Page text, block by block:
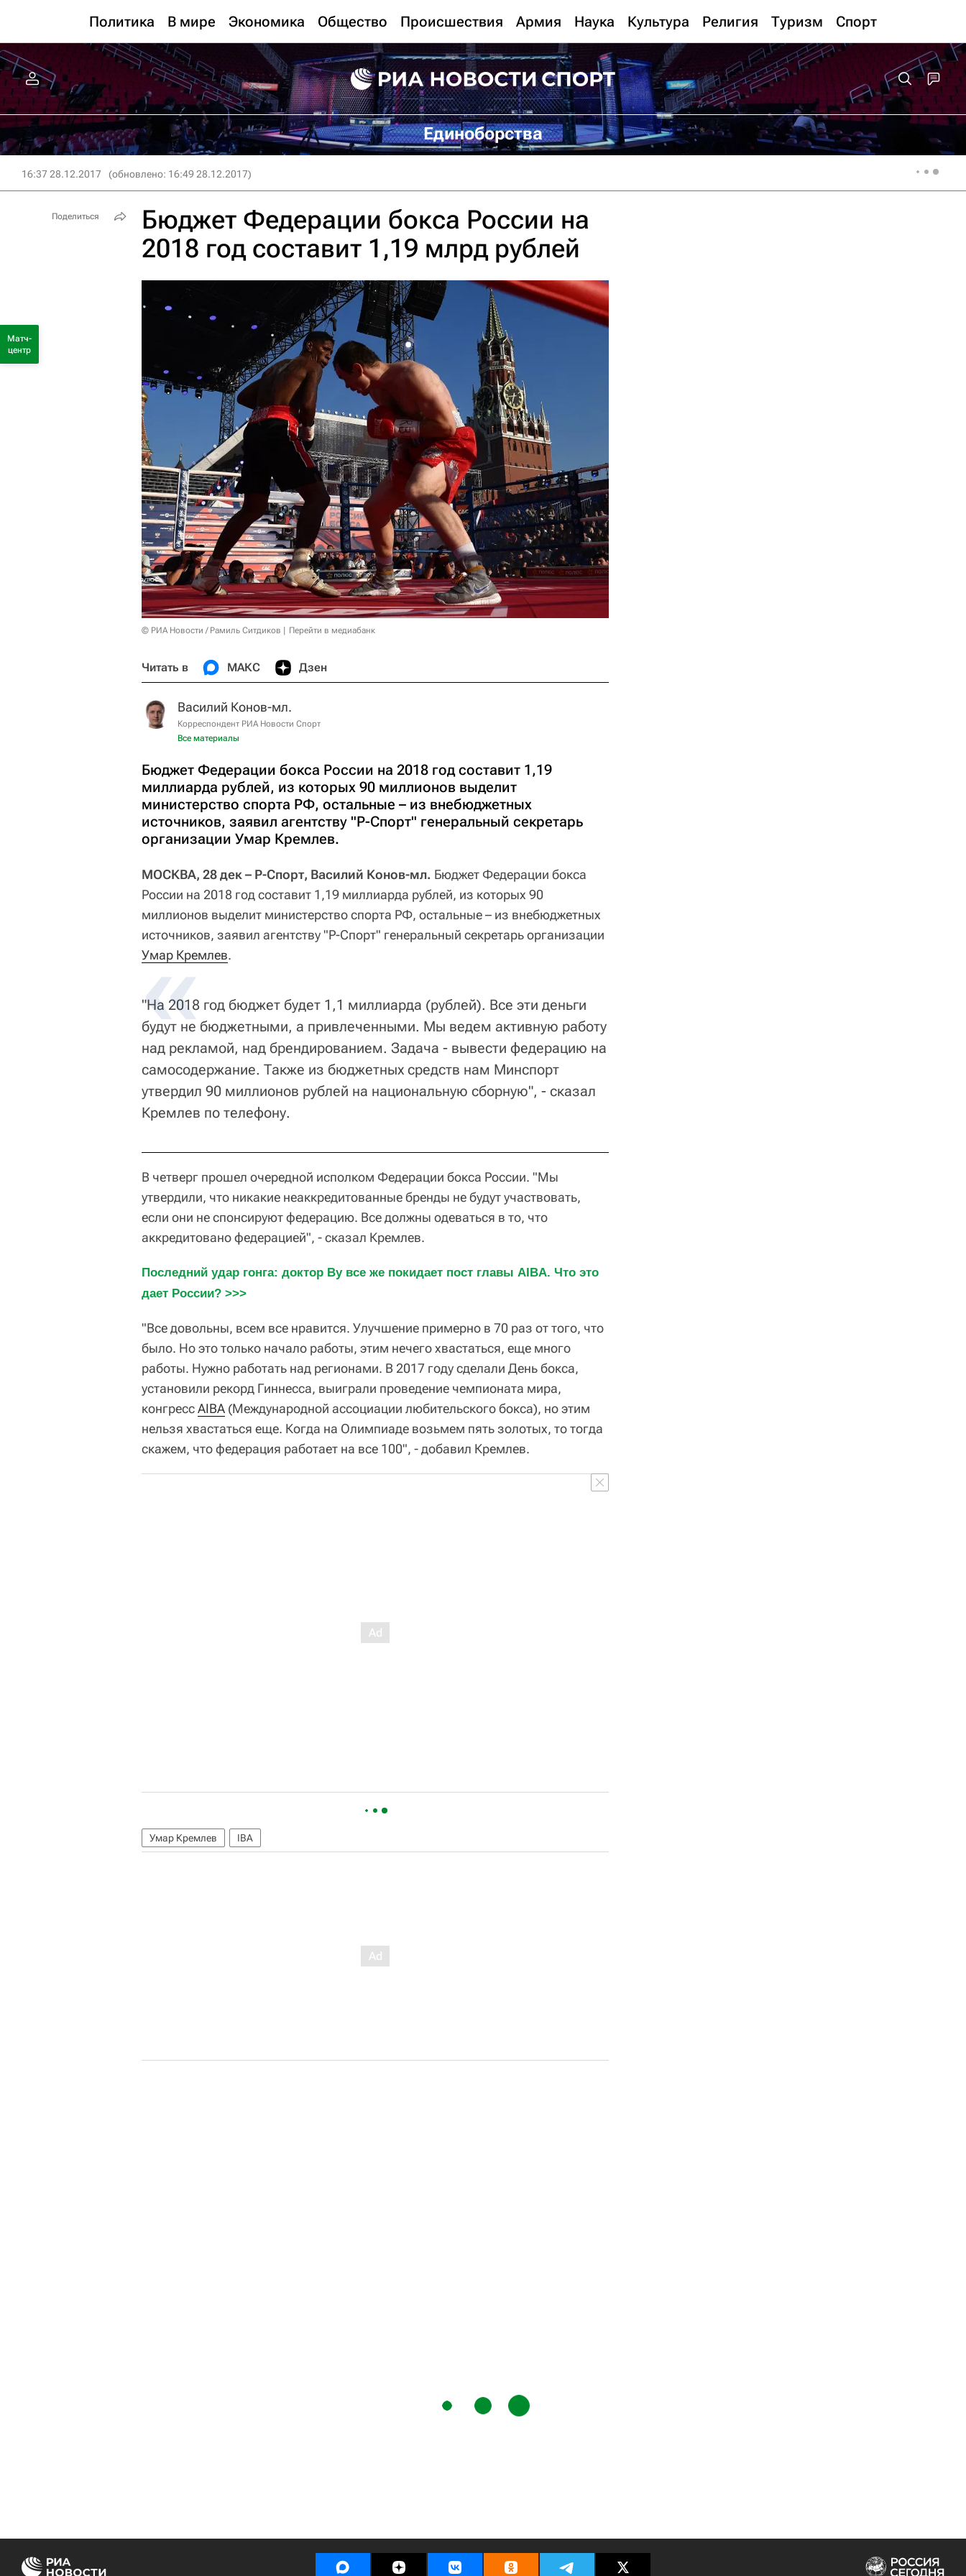
Политика В мире Экономика Общество Происшествия Армия Наука Культура Религия Туризм Спорт
Единоборства
16:37 28.12.2017 (обновлено: 16:49 28.12.2017)
Бюджет Федерации бокса России на
2018 год составит 1,19 млрд рублей
© РИА Новости / Рамиль Ситдиков Перейти в медиабанк
Читать в МАКС Дзен
Василий Конов-мл.
Корреспондент РИА Новости Спорт
Все материалы
Бюджет Федерации бокса России на 2018 год составит 1,19
миллиарда рублей, из которых 90 миллионов выделит
министерство спорта РФ, остальные – из внебюджетных
источников, заявил агентству "Р-Спорт" генеральный секретарь
организации Умар Кремлев.
МОСКВА, 28 дек – Р-Спорт, Василий Конов-мл. Бюджет Федерации бокса
России на 2018 год составит 1,19 миллиарда рублей, из которых 90
миллионов выделит министерство спорта РФ, остальные – из внебюджетных
источников, заявил агентству "Р-Спорт" генеральный секретарь организации
Умар Кремлев.
"На 2018 год бюджет будет 1,1 миллиарда (рублей). Все эти деньги
будут не бюджетными, а привлеченными. Мы ведем активную работу
над рекламой, над брендированием. Задача - вывести федерацию на
самосодержание. Также из бюджетных средств нам Минспорт
утвердил 90 миллионов рублей на национальную сборную", - сказал
Кремлев по телефону.
В четверг прошел очередной исполком Федерации бокса России. "Мы
утвердили, что никакие неаккредитованные бренды не будут участвовать,
если они не спонсируют федерацию. Все должны одеваться в то, что
аккредитовано федерацией", - сказал Кремлев.
Последний удар гонга: доктор Ву все же покидает пост главы AIBA. Что это
дает России? >>>
"Все довольны, всем все нравится. Улучшение примерно в 70 раз от того, что
было. Но это только начало работы, этим нечего хвастаться, еще много
работы. Нужно работать над регионами. В 2017 году сделали День бокса,
установили рекорд Гиннесса, выиграли проведение чемпионата мира,
конгрессAIBA (Международной ассоциации любительского бокса), но этим
нельзя хвастаться еще. Когда на Олимпиаде возьмем пять золотых, то тогда
скажем, что федерация работает на все 100", - добавил Кремлев.
Умар Кремлев IBA
Поделиться
Матч-
центр